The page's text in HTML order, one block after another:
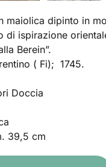
maiolica dipinto in
di ispirazione
Berein”.
( Fi); 1745.
Doccia
39,5 cm